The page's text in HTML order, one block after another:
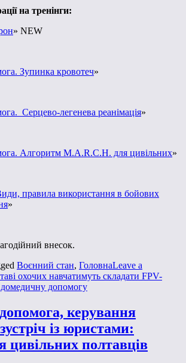
на тренінги:
» NEW
Зупинка кровотеч»
Серцево-легенева реанімація»
Алгоритм M.A.R.C.H. для цивільних»
правила використання в бойових
»
внесок.
Воєнний стан, ГоловнаLeave a
охочих навчатимуть складати FPV-
допомогу
керування
із юристами:
цивільних полтавців